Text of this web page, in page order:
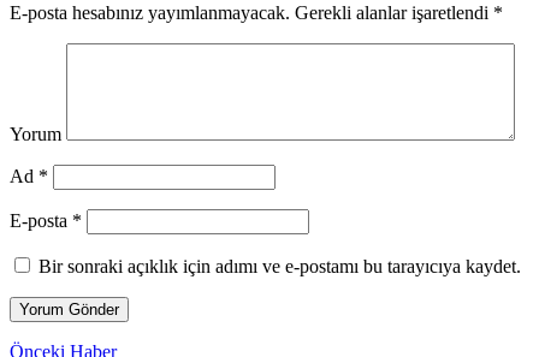
E-posta hesabınız yayımlanmayacak. Gerekli alanlar işaretlendi *
Yorum
Ad *
E-posta *
Bir sonraki açıklık için adımı ve e-postamı bu tarayıcıya kaydet.
Önceki Haber